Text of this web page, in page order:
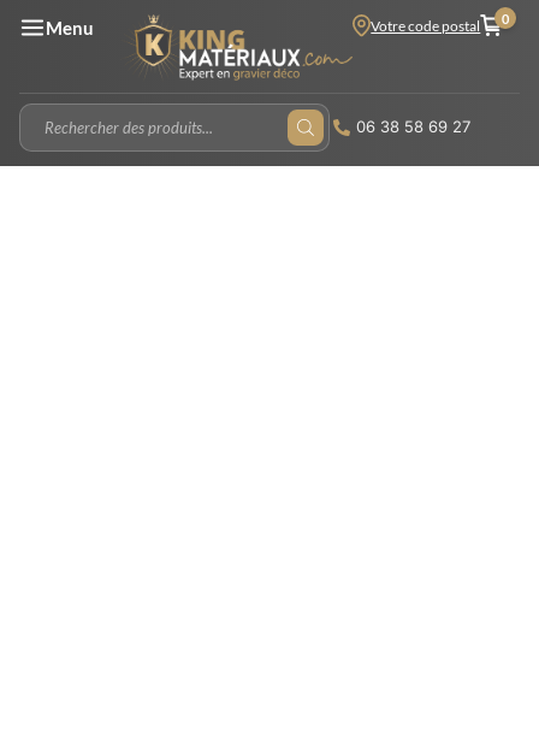
Menu Votre code postal 0
06 38 58 69 27